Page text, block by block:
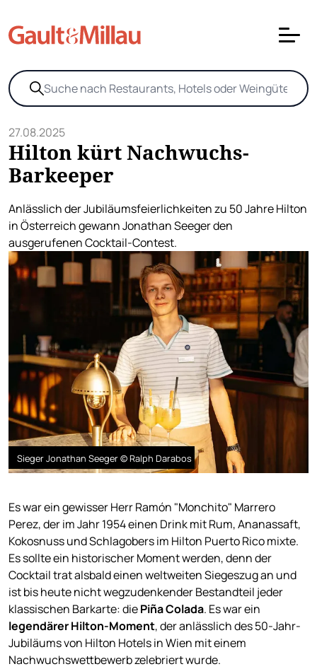
27.08.2025
Hilton kürt Nachwuchs-
Barkeeper
Anlässlich der Jubiläumsfeierlichkeiten zu 50 Jahre Hilton
in Österreich gewann Jonathan Seeger den
ausgerufenen Cocktail-Contest.
Sieger Jonathan Seeger © Ralph Darabos
Es war ein gewisser Herr Ramón "Monchito" Marrero
Perez, der im Jahr 1954 einen Drink mit Rum, Ananassaft,
Kokosnuss und Schlagobers im Hilton Puerto Rico mixte.
Es sollte ein historischer Moment werden, denn der
Cocktail trat alsbald einen weltweiten Siegeszug an und
ist bis heute nicht wegzudenkender Bestandteil jeder
klassischen Barkarte: diePiña Colada. Es war ein
legendärer Hilton-Moment, der anlässlich des 50-Jahr-
Jubiläums von Hilton Hotels in Wien mit einem
Nachwuchswettbewerb zelebriert wurde.